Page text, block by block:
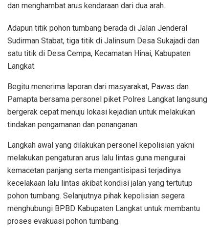
dan menghambat arus kendaraan dari dua arah.
Adapun titik pohon tumbang berada di Jalan Jenderal
Sudirman Stabat, tiga titik di Jalinsum Desa Sukajadi dan
satu titik di Desa Cempa, Kecamatan Hinai, Kabupaten
Langkat.
Begitu menerima laporan dari masyarakat, Pawas dan
Pamapta bersama personel piket Polres Langkat langsung
bergerak cepat menuju lokasi kejadian untuk melakukan
tindakan pengamanan dan penanganan.
Langkah awal yang dilakukan personel kepolisian yakni
melakukan pengaturan arus lalu lintas guna mengurai
kemacetan panjang serta mengantisipasi terjadinya
kecelakaan lalu lintas akibat kondisi jalan yang tertutup
pohon tumbang. Selanjutnya pihak kepolisian segera
menghubungi BPBD Kabupaten Langkat untuk membantu
proses evakuasi pohon tumbang.